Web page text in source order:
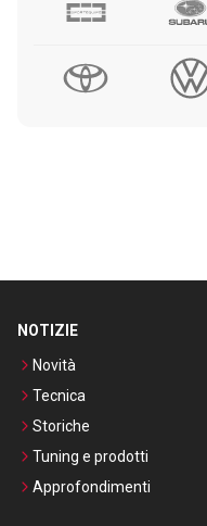
NOTIZIE
Novità
Tecnica
Storiche
Tuning e prodotti
Approfondimenti